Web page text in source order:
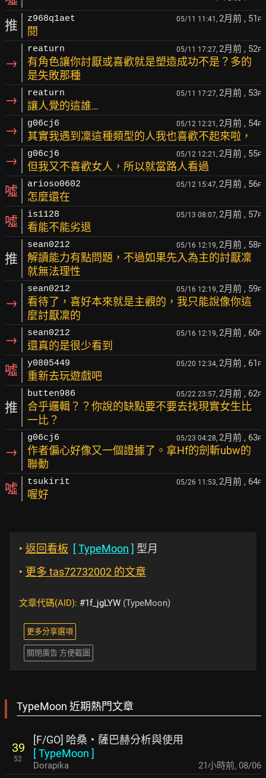
推 z968q1aet 05/11 11:41, 2月前 , 51 F
閱
→
reaturn 05/11 17:27, 2月前 , 52F
有角色讓你討厭或喜歡就是塑造成功不是？多的
是失敗那種
→ reaturn 05/11 17:27, 2月前 , 53F
讓人覺的這誰…
→ g06cj6 05/12 12:21, 2月前 , 54F
其實我遇到凜這種類型的人我也喜歡不起來啦，
→ g06cj6 05/12 12:21, 2月前 , 55F
但我又不喜歡女人，所以就當路人看過
噓 arioso0602 05/12 15:47, 2月前 , 56F
怎麼還在
噓 is1128 05/13 08:07, 2月前 , 57F
看能不能劣退
推
sean0212 05/16 12:19, 2月前 , 58F
解讀能力有點問題，不過如果先入為主的討厭凜
就無法理性
→
sean0212 05/16 12:19, 2月前 , 59F
看待了，喜好本來就是主觀的，我只能說像你這
麼討厭凜的
→ sean0212 05/16 12:19, 2月前 , 60F
還真的是很少看到
噓 y0805449 05/20 12:34, 2月前 , 61 F
重新去玩遊戲吧
推
butten986 05/22 23:57, 2月前 , 62F
合乎邏輯？？你說的缺點要不要去找現實女生比
一比？
→
g06cj6 05/23 04:28, 2月前 , 63F
作者偏心好像又一個證據了。拿Hf的劍斬ubw的
聯動
噓 tsukirit 05/26 11:53, 2月前 , 64F
喔好
‣ 返回看板 [TypeMoon ] 型月
‣ 更多 tas72732002 的文章
文章代碼(AID): #1f_jgLYW (TypeMoon)
更多分享選項
關閉廣告 方便截圖
TypeMoon 近期熱門文章
39
52
[F/GO] 哈桑・薩巴赫分析與使用
[TypeMoon ]
Dorapika 21小時前, 08/06